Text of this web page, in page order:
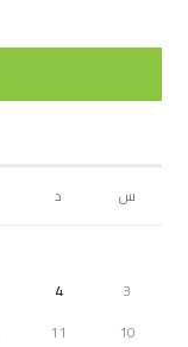
س د
3
4
10
11